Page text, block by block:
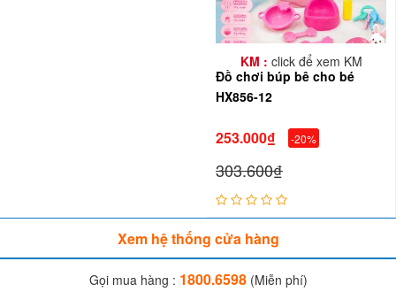
KM : click để xem KM
Đồ chơi búp bê cho bé
HX856-12
253.000₫ -20%
303.600₫
Xem hệ thống cửa hàng
Gọi mua hàng : 1800.6598(Miễn phí)